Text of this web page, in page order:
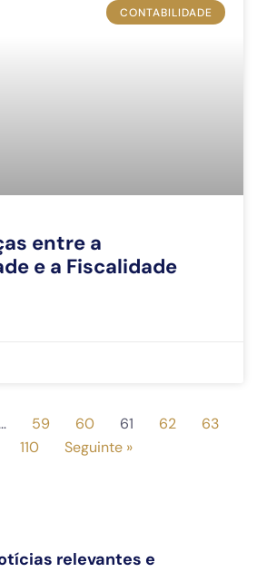
CONTABILIDADE
entre a
e a Fiscalidade
59 60 61 62
63
110 Seguinte »
relevantes e